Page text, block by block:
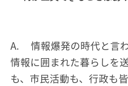
A. 情報爆発の時代と言
情報に囲まれた暮らしを
も、市民活動も、行政も